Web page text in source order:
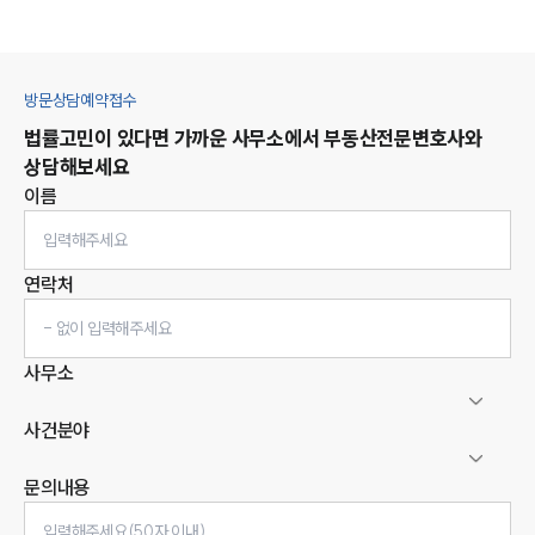
방문상담예약접수
법률고민이 있다면 가까운 사무소에서 부동산전문변호사와
상담해보세요
이름
연락처
사무소
사건분야
문의내용